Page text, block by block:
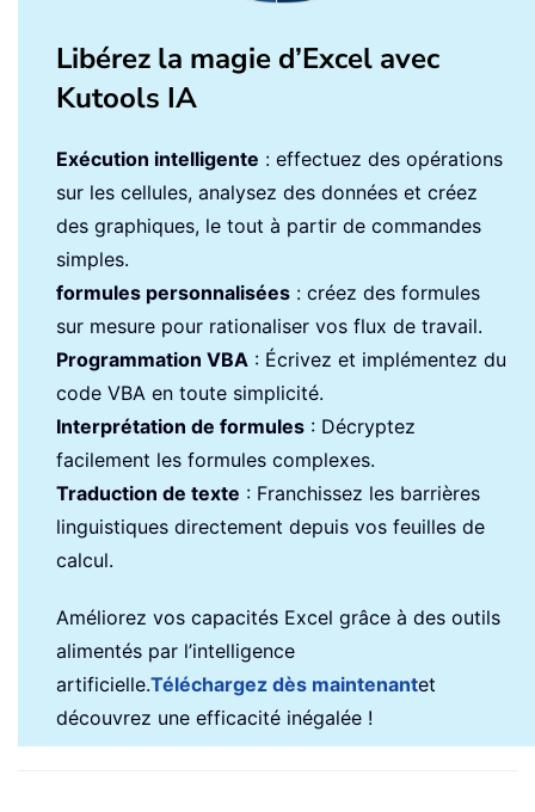
Libérez la magie d’Excel avec
Kutools IA
Exécution intelligente : effectuez des opérations
sur les cellules, analysez des données et créez
des graphiques, le tout à partir de commandes
simples.
formules personnalisées : créez des formules
sur mesure pour rationaliser vos flux de travail.
Programmation VBA : Écrivez et implémentez du
code VBA en toute simplicité.
Interprétation de formules : Décryptez
facilement les formules complexes.
Traduction de texte : Franchissez les barrières
linguistiques directement depuis vos feuilles de
calcul.
Améliorez vos capacités Excel grâce à des outils
alimentés par l’intelligence
artificielle.Téléchargez dès maintenantet
découvrez une efficacité inégalée !